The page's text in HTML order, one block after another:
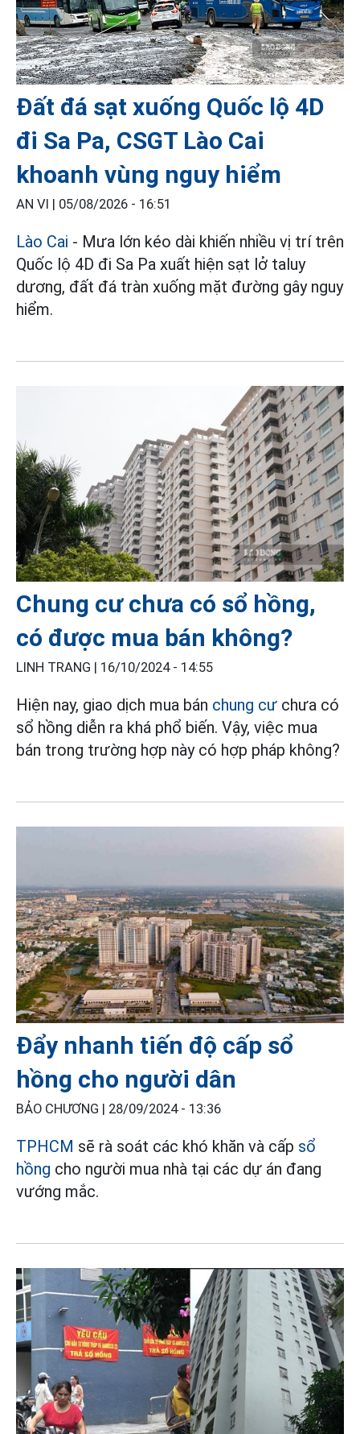
Đất đá sạt xuống Quốc lộ 4D
đi Sa Pa, CSGT Lào Cai
khoanh vùng nguy hiểm
AN VI | 05/08/2026 - 16:51
Lào Cai - Mưa lớn kéo dài khiến nhiều vị trí trên
Quốc lộ 4D đi Sa Pa xuất hiện sạt lở taluy
dương, đất đá tràn xuống mặt đường gây nguy
hiểm.
Chung cư chưa có sổ hồng,
có được mua bán không?
LINH TRANG | 16/10/2024 - 14:55
Hiện nay, giao dịch mua bán chung cư chưa có
sổ hồng diễn ra khá phổ biến. Vậy, việc mua
bán trong trường hợp này có hợp pháp không?
Đẩy nhanh tiến độ cấp sổ
hồng cho người dân
BẢO CHƯƠNG | 28/09/2024 - 13:36
TPHCM sẽ rà soát các khó khăn và cấp sổ
hồng cho người mua nhà tại các dự án đang
vướng mắc.